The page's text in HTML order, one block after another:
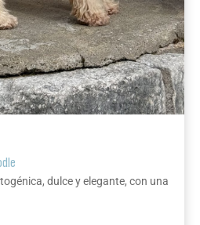
dulce y elegante, con una